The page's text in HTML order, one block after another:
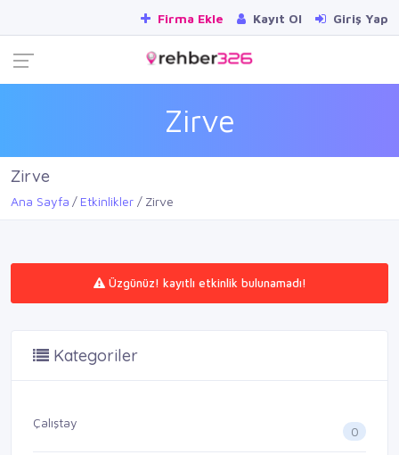
Firma Ekle Kayıt Ol Giriş Yap
Zirve
Zirve
Ana Sayfa Etkinlikler Zirve
Üzgünüz! kayıtlı etkinlik bulunamadı!
Kategoriler
Çalıştay
0